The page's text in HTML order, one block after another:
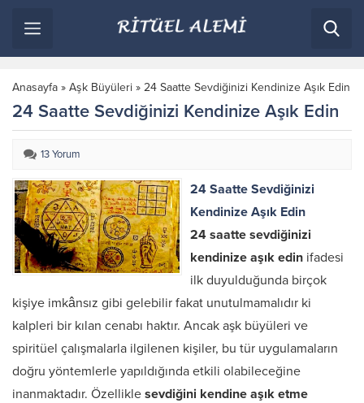
Anasayfa » Aşk Büyüleri » 24 Saatte Sevdiğinizi Kendinize Aşık Edin
24 Saatte Sevdiğinizi Kendinize Aşık Edin
13 Yorum
24 Saatte Sevdiğinizi
Kendinize Aşık Edin
24 saatte sevdiğinizi
kendinize aşık edin ifadesi
ilk duyulduğunda birçok
kişiye imkânsız gibi gelebilir fakat unutulmamalıdır ki
kalpleri bir kılan cenabı haktır. Ancak aşk büyüleri ve
spiritüel çalışmalarla ilgilenen kişiler, bu tür uygulamaların
doğru yöntemlerle yapıldığında etkili olabileceğine
inanmaktadır. Özellikle sevdiğini kendine aşık etme